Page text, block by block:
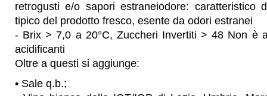
retrogusti e/o sapori estraneiodore: caratteristico
tipico del prodotto fresco, esente da odori estranei
- Brix > 7,0 a 20°C, Zuccheri Invertiti > 48 Non è
acidificanti
Oltre a questi si aggiunge:
• Sale q.b.;